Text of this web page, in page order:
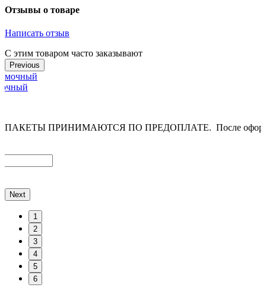
Отзывы о товаре
Написать отзыв
С этим товаром часто заказывают
Previous
ПРИНИМАЮТСЯ ПО ПРЕДОПЛАТЕ. После
Next
1
2
3
4
5
6